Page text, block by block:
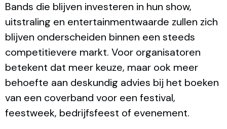
Bands die blijven investeren in hun show,
uitstraling en entertainmentwaarde zullen zich
blijven onderscheiden binnen een steeds
competitievere markt. Voor organisatoren
betekent dat meer keuze, maar ook meer
behoefte aan deskundig advies bij het boeken
van een coverband voor een festival,
feestweek, bedrijfsfeest of evenement.